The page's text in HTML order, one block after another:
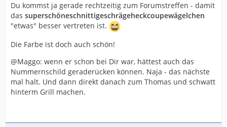
Du kommst ja gerade rechtzeitig zum Forumstreffen - damit
das superschöneschnittigeschrägeheckcoupewägelchen
"etwas" besser vertreten ist.
Die Farbe ist doch auch schön!
@Maggo: wenn er schon bei Dir war, hättest auch das
Nummernschild geraderücken können. Naja - das nächste
mal halt. Und dann direkt danach zum Thomas und schwatt
hinterm Grill machen.